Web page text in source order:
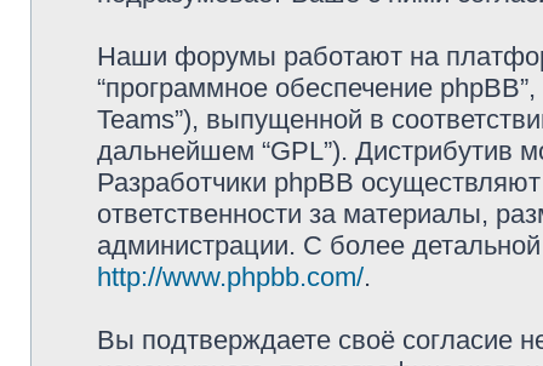
Наши форумы работают на
“программное обеспечение
Teams”), выпущенной в
дальнейшем “GPL”). Дистрибутив
Разработчики phpBB
ответственности за материалы,
администрации. С более
http://www.phpbb.com/.
Вы подтверждаете своё согласие